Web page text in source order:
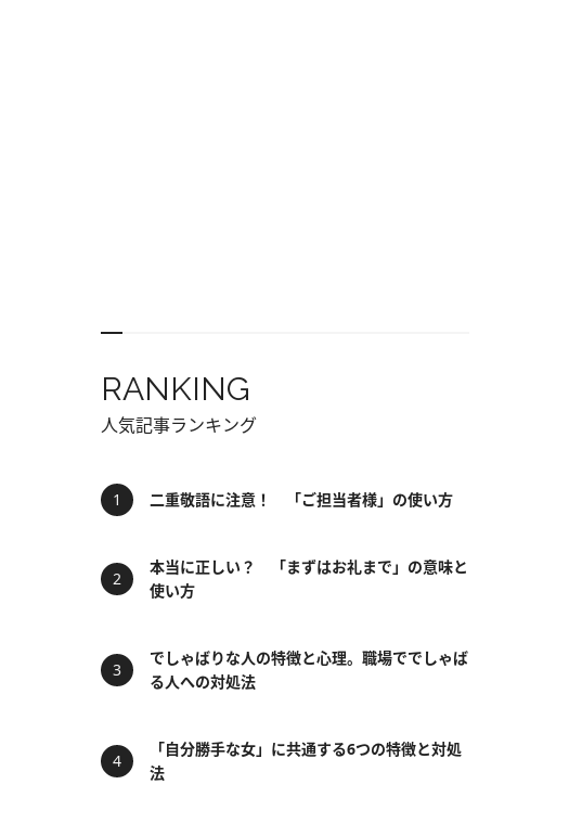
RANKING
人気記事ランキング
二重敬語に注意！ 「ご担当者様」の使い方
本当に正しい？ 「まずはお礼まで」の意味と
使い方
でしゃばりな人の特徴と心理。職場ででしゃば
る人への対処法
「自分勝手な女」に共通する6つの特徴と対処
法